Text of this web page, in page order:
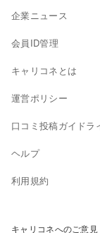
企業ニュース
会員ID管理
キャリコネとは
運営ポリシー
口コミ投稿ガイドラ
ヘルプ
利用規約
キャリコネへのご意見